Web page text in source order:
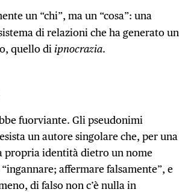
un “chi”, ma un “cosa”: una
di relazioni che ha generato un
quello diipnocrazia.
fuorviante. Gli pseudonimi
un autore singolare che, per una
propria identità dietro un nome
affermare falsamente”, e
di falso non c’è nulla in